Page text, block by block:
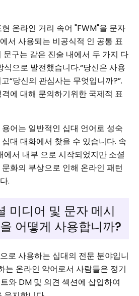
온라인 거리 속어 "FWM"을 문자
서 사용되는 비공식적 인 공통 표
문구는 같은 진술 내에서 두 가지 다
으로 발전했습니다.“당신은 사용
“당신의 관심사는 무엇입니까?”.
에 대해 문의하기위한 국제적 표
어는 일반적인 십대 언어로 성숙
대 대화에서 찾을 수 있습니다. 속
에서 내부 으로 시작되었지만 소셜
화의 부상으로 인해 온라인 패턴
.
미디어 및 문자 메시
어떻게 사용합니까?
로 사용하는 십대의 전문 분야입니
는 온라인 약어로서 사람들은 정기
와 DM 및 의견 섹션에 삽입하여